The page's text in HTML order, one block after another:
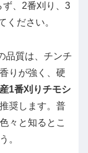
、2番刈り、3
ください。
品質は、チンチ
りが強く、硬
1番刈りチモシ
奨します。普
々と知るとこ
。